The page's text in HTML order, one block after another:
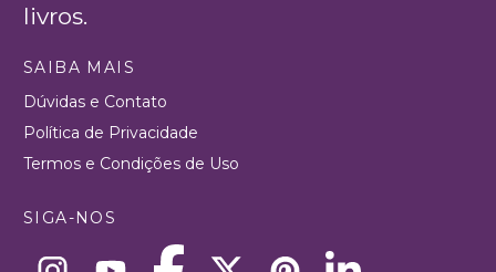
livros.
SAIBA MAIS
Dúvidas e Contato
Política de Privacidade
Termos e Condições de Uso
SIGA-NOS